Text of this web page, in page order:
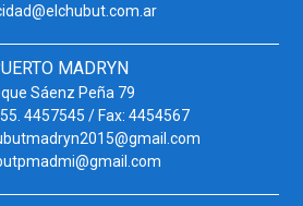
MADRYN
Sáenz Peña 79
4457545 / Fax: 4454567